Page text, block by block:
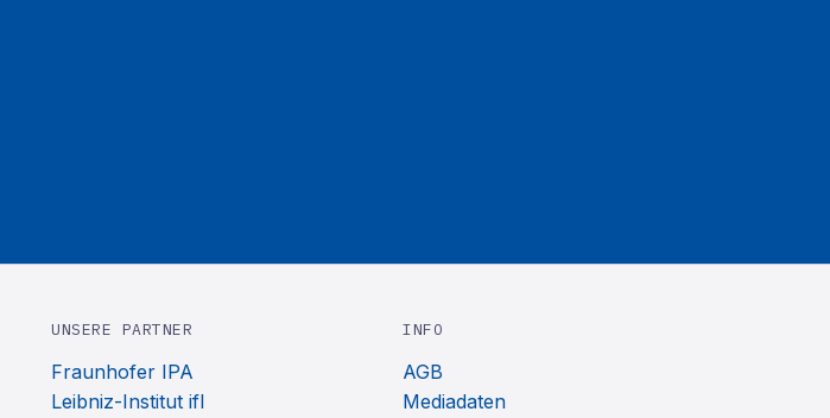
UNSERE PARTNER
Fraunhofer IPA
Leibniz-Institut ifl
INFO
AGB
Mediadaten